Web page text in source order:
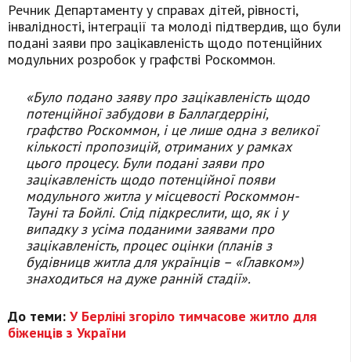
Речник Департаменту у справах дітей, рівності,
інвалідності, інтеграції та молоді підтвердив, що були
подані заяви про зацікавленість щодо потенційних
модульних розробок у графстві Роскоммон.
«Було подано заяву про зацікавленість щодо
потенційної забудови в Баллагдерріні,
графство Роскоммон, і це лише одна з великої
кількості пропозицій, отриманих у рамках
цього процесу. Були подані заяви про
зацікавленість щодо потенційної появи
модульного житла у місцевості Роскоммон-
Тауні та Бойлі. Слід підкреслити, що, як і у
випадку з усіма поданими заявами про
зацікавленість, процес оцінки (планів з
будівницв житла для українців – «Главком»)
знаходиться на дуже ранній стадії».
До теми: У Берліні згоріло тимчасове житло для
біженців з України